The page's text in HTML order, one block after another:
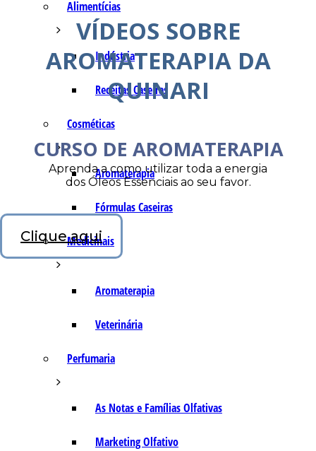
Alimentícias
Indústria
Receitas Caseiras
Cosméticas
Aromaterapia
Fórmulas Caseiras
Medicinais
Aromaterapia
Veterinária
Perfumaria
As Notas e Famílias Olfativas
Marketing Olfativo
VÍDEOS SOBRE
AROMATERAPIA DA
QUINARI
CURSO DE AROMATERAPIA
Aprenda a como utilizar toda a energia
dos Óleos Essenciais ao seu favor.
Clique aqui